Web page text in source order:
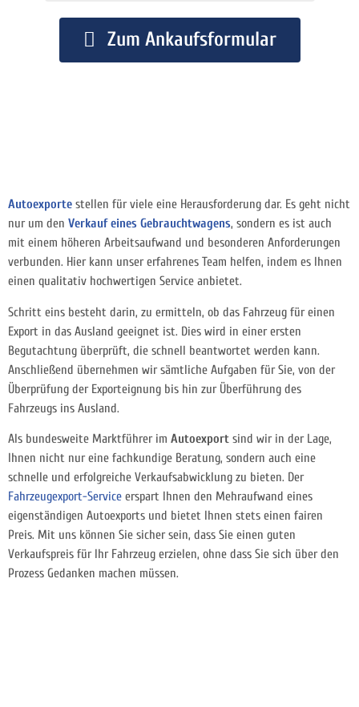
Zum Ankaufsformular
Autoexporte stellen für viele eine Herausforderung dar. Es geht nicht
nur um den Verkauf eines Gebrauchtwagens, sondern es ist auch
mit einem höheren Arbeitsaufwand und besonderen Anforderungen
verbunden. Hier kann unser erfahrenes Team helfen, indem es Ihnen
einen qualitativ hochwertigen Service anbietet.
Schritt eins besteht darin, zu ermitteln, ob das Fahrzeug für einen
Export in das Ausland geeignet ist. Dies wird in einer ersten
Begutachtung überprüft, die schnell beantwortet werden kann.
Anschließend übernehmen wir sämtliche Aufgaben für Sie, von der
Überprüfung der Exporteignung bis hin zur Überführung des
Fahrzeugs ins Ausland.
Als bundesweite Marktführer im Autoexport sind wir in der Lage,
Ihnen nicht nur eine fachkundige Beratung, sondern auch eine
schnelle und erfolgreiche Verkaufsabwicklung zu bieten. Der
Fahrzeugexport-Service erspart Ihnen den Mehraufwand eines
eigenständigen Autoexports und bietet Ihnen stets einen fairen
Preis. Mit uns können Sie sicher sein, dass Sie einen guten
Verkaufspreis für Ihr Fahrzeug erzielen, ohne dass Sie sich über den
Prozess Gedanken machen müssen.